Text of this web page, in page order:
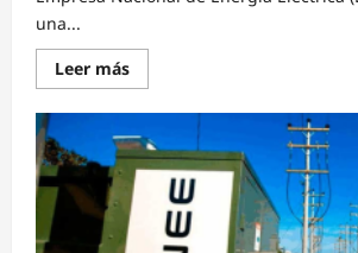
una...
Leer másRead
more
Con
una
emisión
de
bonos
de
600
millones